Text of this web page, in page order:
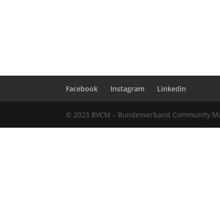
Facebook Instagram Linkedin
© 2023 BVCM – Bundesverband Community